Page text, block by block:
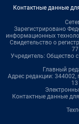
Контактные данные
Зарегистрировано
информационных
Свидетельство о
Учредитель: Общество
Главный
Адрес редакции: 344002,
Контактные данные